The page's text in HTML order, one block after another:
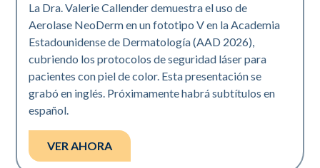
La Dra. Valerie Callender demuestra el uso de
Aerolase NeoDerm en un fototipo V en la Academia
Estadounidense de Dermatología (AAD 2026),
cubriendo los protocolos de seguridad láser para
pacientes con piel de color. Esta presentación se
grabó en inglés. Próximamente habrá subtítulos en
español.
VER AHORA